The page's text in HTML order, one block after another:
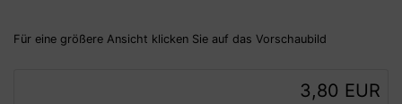
Für eine größere Ansicht klicken Sie auf das Vorschaubild
3,80 EUR